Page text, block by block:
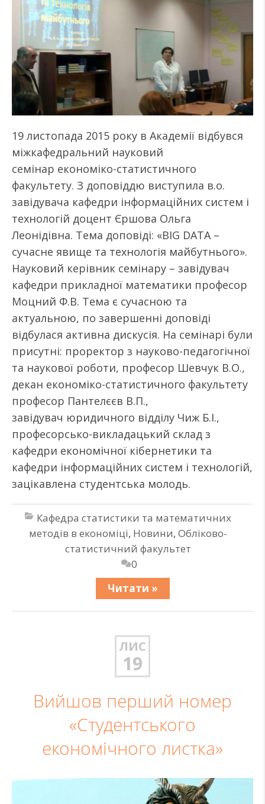
19 листопада 2015 року в Академії відбувся
міжкафедральний науковий
семінар економіко-статистичного
факультету. З доповіддю виступила в.о.
завідувача кафедри інформаційних систем і
технологій доцент Єршова Ольга
Леонідівна. Тема доповіді: «BIG DATA –
сучасне явище та технологія майбутнього».
Науковий керівник семінару – завідувач
кафедри прикладної математики професор
Моцний Ф.В. Тема є сучасною та
актуальною, по завершенні доповіді
відбулася активна дискусія. На семінарі були
присутні: проректор з науково-педагогічної
та наукової роботи, професор Шевчук В.О.,
декан економіко-статистичного факультету
професор Пантелєєв В.П.,
завідувач юридичного відділу Чиж Б.І.,
професорсько-викладацький склад з
кафедри економічної кібернетики та
кафедри інформаційних систем і технологій,
зацікавлена студентська молодь.
Кафедра статистики та математичних
методів в економіці, Новини, Обліково-
статистичний факультет
0
Читати »
ЛИС
19
Вийшов перший номер
«Студентського
економічного листка»